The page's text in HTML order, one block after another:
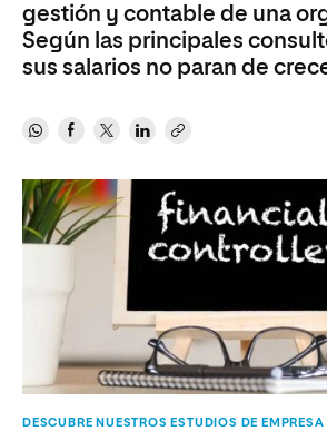
gestión y contable de una
Según las principales
sus salarios no paran de
DESCUBRE NUESTROS ESTUDIOS DE EMPRESA